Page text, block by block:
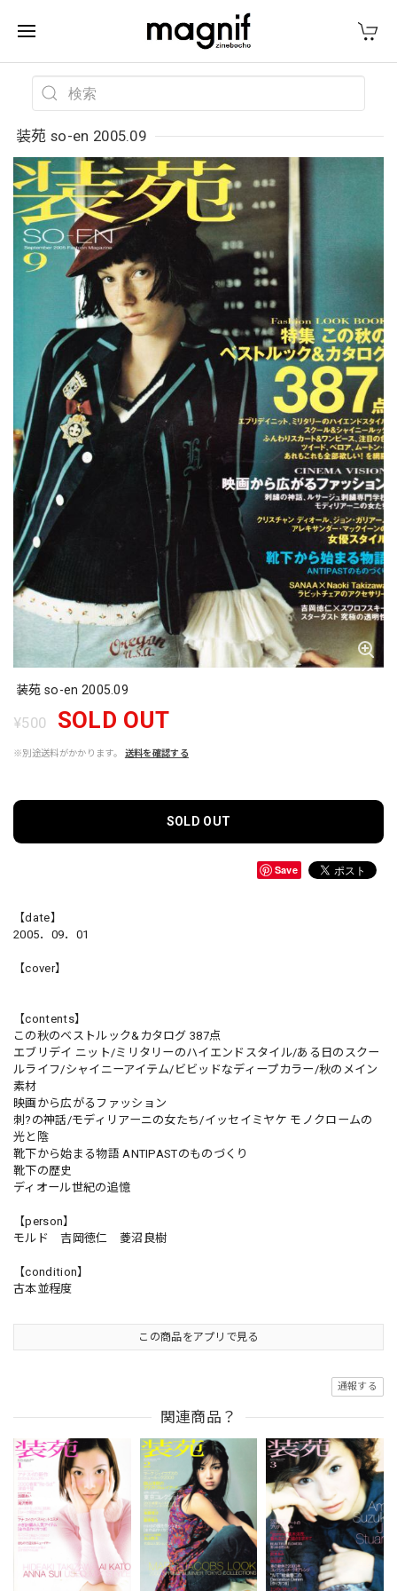
装苑 so-en 2005.09
装苑 so-en 2005.09
¥500 SOLD OUT
※別途送料がかかります。 送料を確認する
SOLD OUT
Save
【date】
2005．09．01
【cover】
【contents】
この秋のベストルック&カタログ 387点
エブリデイ ニット/ミリタリーのハイエンドスタイル/ある日のスクー
ルライフ/シャイニーアイテム/ビビッドなディープカラー/秋のメイン
素材
映画から広がるファッション
刺?の神話/モディリアーニの女たち/イッセイミヤケ モノクロームの
光と陰
靴下から始まる物語 ANTIPASTのものづくり
靴下の歴史
ディオール世紀の追憶
【person】
モルド 吉岡徳仁 菱沼良樹
【condition】
古本並程度
この商品をアプリで見る
通報する
関連商品？